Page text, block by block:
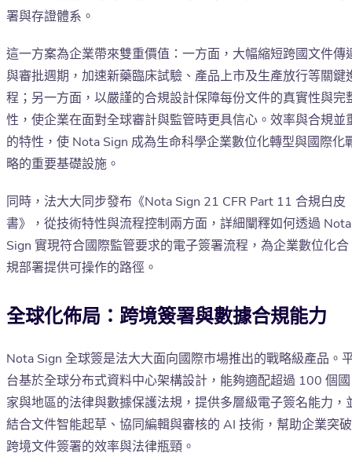
署與存證體系。
這一方案為企業帶來雙重價值：一方面，大幅縮短跨國文件傳
與審批週期，加速新藥臨床試驗、產品上市及生產放行等關鍵
程；另一方面，以嚴謹的合規設計保障每份文件的真實性與完
性，使企業在面對全球審計與監管時更具信心。效率與合規並
的特性，使 Nota Sign 成為生命科學企業數位化轉型與國際化
略的重要基礎設施。
同時，法大大同步發布《Nota Sign 21 CFR Part 11 合規白皮
書》，從技術特性與流程控制兩方面，詳細闡釋如何透過 Nota
Sign 實現符合國際監管要求的電子簽署流程，為企業數位化合
規部署提供可操作的路徑。
全球化佈局：跨境簽署與數據合規能力
Nota Sign 全球簽是法大大面向國際市場推出的戰略級產品。
台基於全球分布式資料中心架構設計，能夠適配超過 100 個國
家與地區的法律與數據保護法規，提供多層級電子簽名能力，
結合文件智能起草、協同編輯與審核的 AI 技術，幫助企業突破
跨境文件簽署的效率與法律瓶頸。